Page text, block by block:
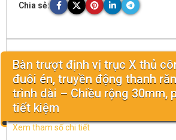
Bàn trượt định vị trục X thủ
đuôi én, truyền động thanh
trình dài – Chiều rộng 30mm,
tiết kiệm
Xem tham số chi tiết
Chia sẻ: